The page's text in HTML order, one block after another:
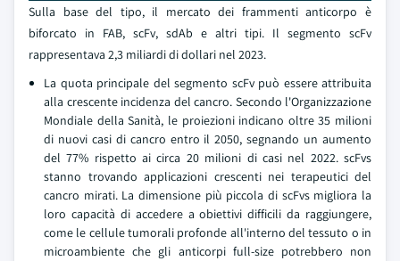
Sulla base del tipo, il mercato dei frammenti anticorpo è
biforcato in FAB, scFv, sdAb e altri tipi. Il segmento scFv
rappresentava 2,3 miliardi di dollari nel 2023.
La quota principale del segmento scFv può essere attribuita
alla crescente incidenza del cancro. Secondo l'Organizzazione
Mondiale della Sanità, le proiezioni indicano oltre 35 milioni
di nuovi casi di cancro entro il 2050, segnando un aumento
del 77% rispetto ai circa 20 milioni di casi nel 2022. scFvs
stanno trovando applicazioni crescenti nei terapeutici del
cancro mirati. La dimensione più piccola di scFvs migliora la
loro capacità di accedere a obiettivi difficili da raggiungere,
come le cellule tumorali profonde all'interno del tessuto o in
microambiente che gli anticorpi full-size potrebbero non